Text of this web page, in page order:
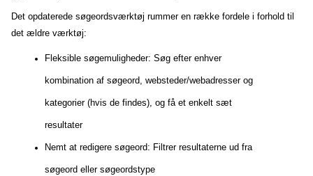
Det opdaterede søgeordsværktøj rummer en række fordele i forhold til
det ældre værktøj:
Fleksible søgemuligheder: Søg efter enhver
kombination af søgeord, websteder/webadresser og
kategorier (hvis de findes), og få et enkelt sæt
resultater
Nemt at redigere søgeord: Filtrer resultaterne ud fra
søgeord eller søgeordstype